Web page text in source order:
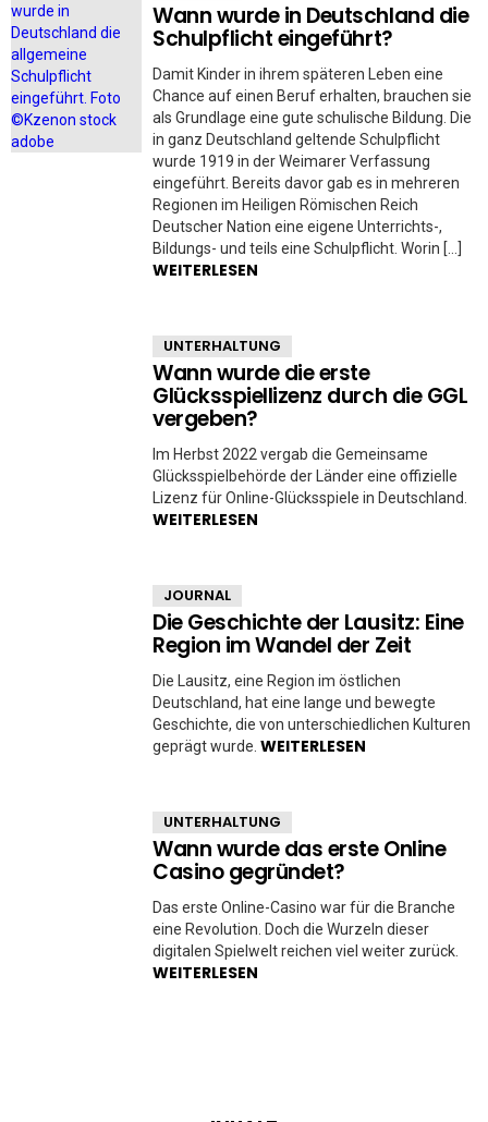
Wann wurde in Deutschland die
Schulpflicht eingeführt?
Damit Kinder in ihrem späteren Leben eine
Chance auf einen Beruf erhalten, brauchen sie
als Grundlage eine gute schulische Bildung. Die
in ganz Deutschland geltende Schulpflicht
wurde 1919 in der Weimarer Verfassung
eingeführt. Bereits davor gab es in mehreren
Regionen im Heiligen Römischen Reich
Deutscher Nation eine eigene Unterrichts-,
Bildungs- und teils eine Schulpflicht. Worin […]
WEITERLESEN
UNTERHALTUNG
Wann wurde die erste
Glücksspiellizenz durch die GGL
vergeben?
Im Herbst 2022 vergab die Gemeinsame
Glücksspielbehörde der Länder eine offizielle
Lizenz für Online-Glücksspiele in Deutschland.
WEITERLESEN
JOURNAL
Die Geschichte der Lausitz: Eine
Region im Wandel der Zeit
Die Lausitz, eine Region im östlichen
Deutschland, hat eine lange und bewegte
Geschichte, die von unterschiedlichen Kulturen
geprägt wurde. WEITERLESEN
UNTERHALTUNG
Wann wurde das erste Online
Casino gegründet?
Das erste Online-Casino war für die Branche
eine Revolution. Doch die Wurzeln dieser
digitalen Spielwelt reichen viel weiter zurück.
WEITERLESEN